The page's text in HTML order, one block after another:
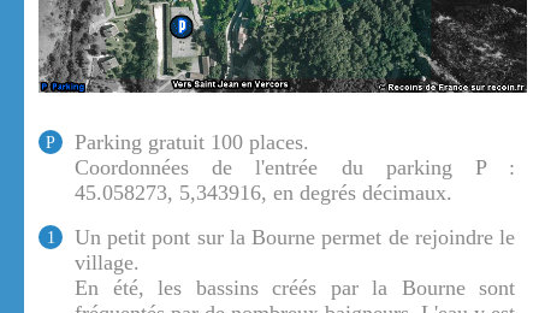
P
Parking gratuit 100 places.
Coordonnées de l'entrée du parking P :
45.058273, 5,343916, en degrés décimaux.
1
Un petit pont sur la Bourne permet de rejoindre le
village.
En été, les bassins créés par la Bourne sont